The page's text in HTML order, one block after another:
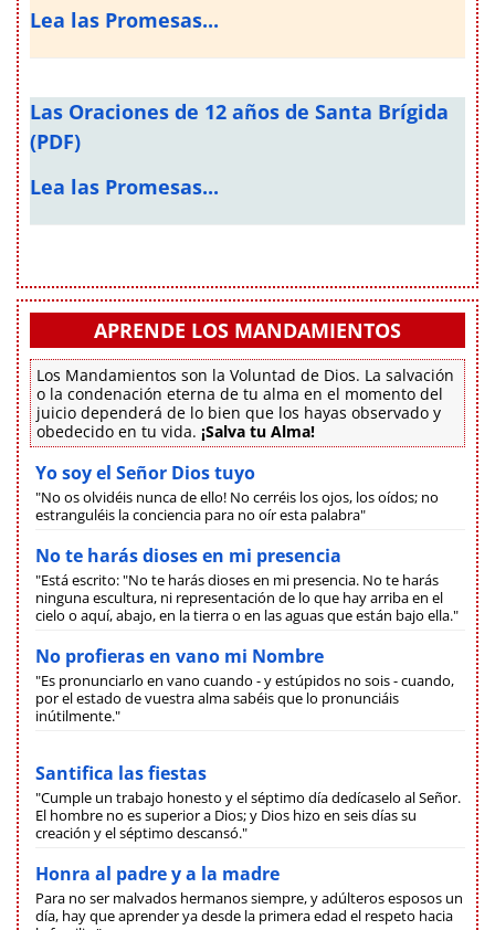
Lea las Promesas...
Las Oraciones de 12 años de Santa Brígida
(PDF)
Lea las Promesas...
APRENDE LOS MANDAMIENTOS
Los Mandamientos son la Voluntad de Dios. La salvación
o la condenación eterna de tu alma en el momento del
juicio dependerá de lo bien que los hayas observado y
obedecido en tu vida. ¡Salva tu Alma!
Yo soy el Señor Dios tuyo
"No os olvidéis nunca de ello! No cerréis los ojos, los oídos; no
estranguléis la conciencia para no oír esta palabra"
No te harás dioses en mi presencia
"Está escrito: "No te harás dioses en mi presencia. No te harás
ninguna escultura, ni representación de lo que hay arriba en el
cielo o aquí, abajo, en la tierra o en las aguas que están bajo ella."
No profieras en vano mi Nombre
"Es pronunciarlo en vano cuando - y estúpidos no sois - cuando,
por el estado de vuestra alma sabéis que lo pronunciáis
inútilmente."
Santifica las fiestas
"Cumple un trabajo honesto y el séptimo día dedícaselo al Señor.
El hombre no es superior a Dios; y Dios hizo en seis días su
creación y el séptimo descansó."
Honra al padre y a la madre
Para no ser malvados hermanos siempre, y adúlteros esposos un
día, hay que aprender ya desde la primera edad el respeto hacia